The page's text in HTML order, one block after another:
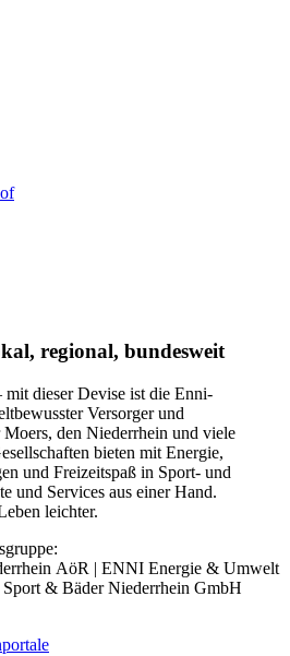
regional, bundesweit
dieser Devise ist die Enni-
Versorger und
den Niederrhein und viele
bieten mit Energie,
und Freizeitspaß in Sport- und
und Services aus einer Hand.
leichter.
AöR | ENNI Energie & Umwelt
& Bäder Niederrhein GmbH